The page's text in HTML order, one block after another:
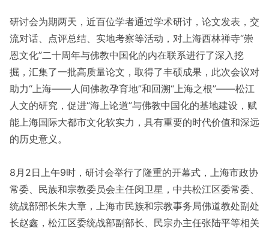
研讨会为期两天，近百位学者通过学术研讨，论文发表，交
流对话、点评总结、实地考察等活动，对上海西林禅寺“崇
恩文化”二十周年与佛教中国化的内在联系进行了深入挖
掘，汇集了一批高质量论文，取得了丰硕成果，此次会议对
助力“上海——人间佛教孕育地”和回溯“上海之根”——松江
人文的研究，促进“海上论道”与佛教中国化的基地建设，赋
能上海国际大都市文化软实力，具有重要的时代价值和深远
的历史意义。
8月2日上午9时，研讨会举行了隆重的开幕式，上海市政协
常委、民族和宗教委员会主任闵卫星，中共松江区委常委、
统战部部长朱大章，上海市民族和宗教事务局佛道教处副处
长赵鑫，松江区委统战部副部长、民宗办主任张陆平等相关